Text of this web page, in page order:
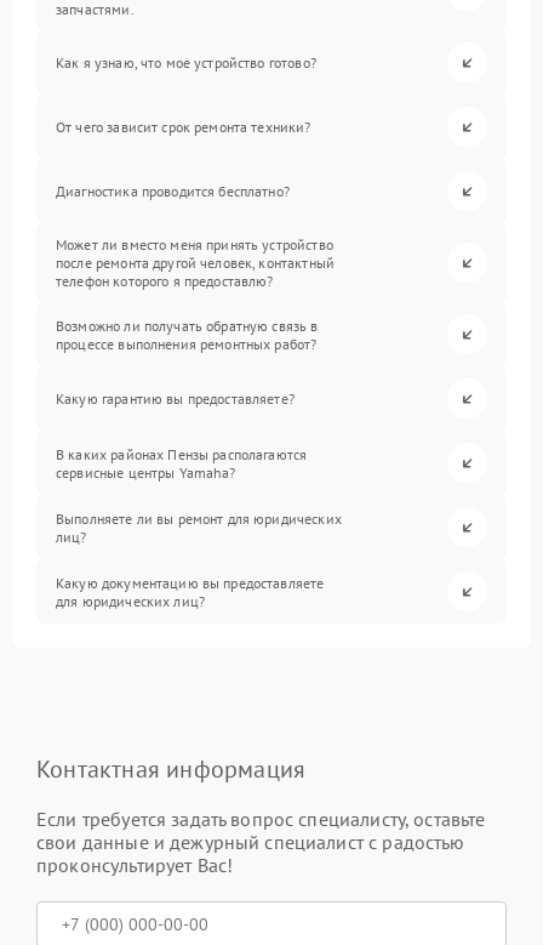
запчастями.
Как я узнаю, что мое устройство готово?
От чего зависит срок ремонта техники?
Диагностика проводится бесплатно?
Может ли вместо меня принять устройство
после ремонта другой человек, контактный
телефон которого я предоставлю?
Возможно ли получать обратную связь в
процессе выполнения ремонтных работ?
Какую гарантию вы предоставляете?
В каких районах Пензы располагаются
сервисные центры Yamaha?
Выполняете ли вы ремонт для юридических
лиц?
Какую документацию вы предоставляете
для юридических лиц?
Контактная информация
Если требуется задать вопрос специалисту, оставьте
свои данные и дежурный специалист с радостью
проконсультирует Вас!